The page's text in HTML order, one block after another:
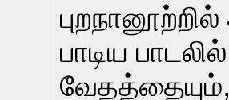
பாடிய